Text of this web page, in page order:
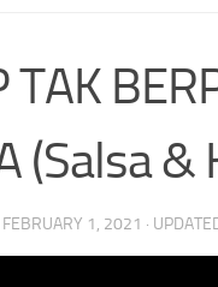
TAK
(Salsa &
FEBRUARY 1, 2021 ·